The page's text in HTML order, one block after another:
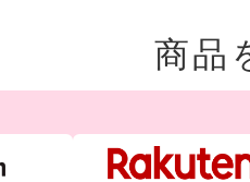
商品